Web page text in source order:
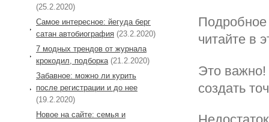
Подробное
читайте в
Это важно!
создать
(25.2.2020)
Самое интересное: йегуда берг
сатан автобиография (23.2.2020)
7 модных трендов от журнала
крокодил, подборка (21.2.2020)
Забавное: можно ли курить
после регистрации и до нее
(19.2.2020)
Новое на сайте: семья и